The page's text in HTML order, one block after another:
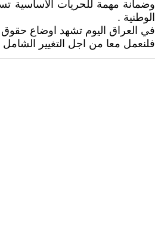
وضمانة مهمة للحريات الأساسية
الوطنية .
في العراق اليوم تشهد اوضاع حقوق
فلنعمل معا من اجل التغيير الشامل